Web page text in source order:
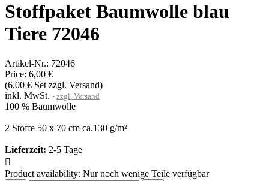
Stoffpaket Baumwolle blau
Tiere 72046
Artikel-Nr.: 72046
Price: 6,00 €
(6,00 € Set zzgl. Versand)
inkl. MwSt.
zzgl. Versand
100 % Baumwolle
2 Stoffe 50 x 70 cm ca.130 g/m²
Lieferzeit: 2-5 Tage

Product availability: Nur noch wenige Teile verfügbar